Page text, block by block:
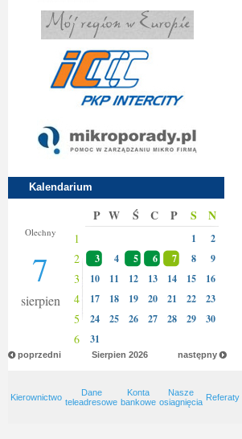
Kalendarium
Olechny
7
sierpien
P W Ś C P S N
1 1 2
2 3 4 5 6 7 8 9
3 10 11 12 13 14 15 16
4 17 18 19 20 21 22 23
5 24 25 26 27 28 29 30
6 31
poprzedni następny
Sierpien 2026
Kierownictwo
Dane
teleadresowe
Konta
bankowe
Nasze
osiagnięcia Referaty